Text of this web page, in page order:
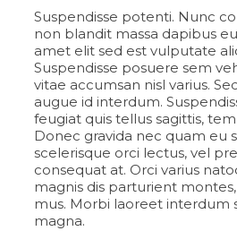
Suspendisse potenti. Nunc
non blandit massa dapibus
amet elit sed est vulputate
Suspendisse posuere sem
vitae accumsan nisl varius.
augue id interdum.
feugiat quis tellus sagittis,
Donec gravida nec quam eu
scelerisque orci lectus, vel
consequat at. Orci varius
magnis dis parturient
mus. Morbi laoreet interdum
magna.